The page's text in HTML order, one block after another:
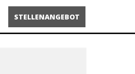
STELLENANGEBOT